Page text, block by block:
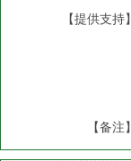
【提供支持】
【备注】